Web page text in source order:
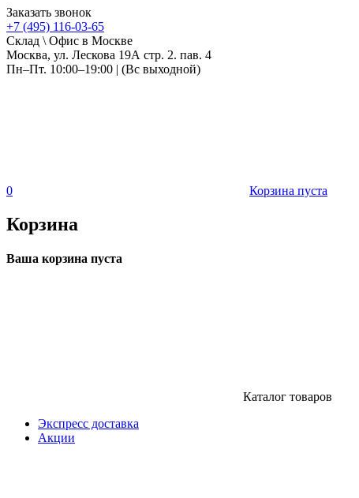
Заказать звонок
+7 (495) 116-03-65
Склад \ Офис в Москве
Москва, ул. Лескова 19А стр. 2. пав. 4
Пн–Пт. 10:00–19:00 | (Вс выходной)
0 Корзина пуста
Корзина
Ваша корзина пуста
Каталог товаров
Экспресс доставка
Акции